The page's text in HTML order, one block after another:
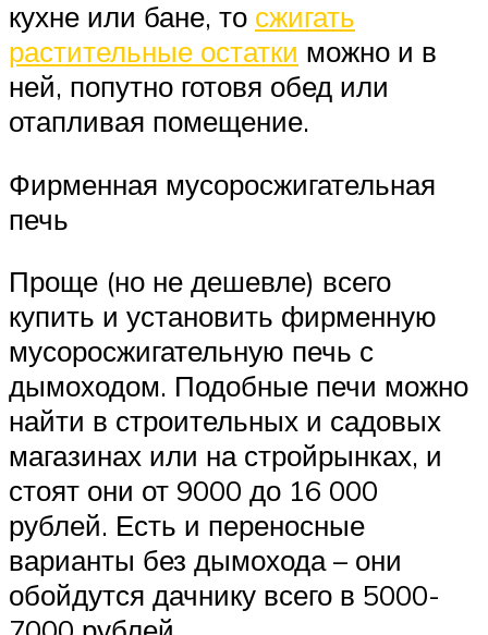
кухне или бане, то сжигать
растительные остатки можно и в
ней, попутно готовя обед или
отапливая помещение.
Фирменная мусоросжигательная
печь
Проще (но не дешевле) всего
купить и установить фирменную
мусоросжигательную печь с
дымоходом. Подобные печи можно
найти в строительных и садовых
магазинах или на стройрынках, и
стоят они от 9000 до 16 000
рублей. Есть и переносные
варианты без дымохода – они
обойдутся дачнику всего в 5000-